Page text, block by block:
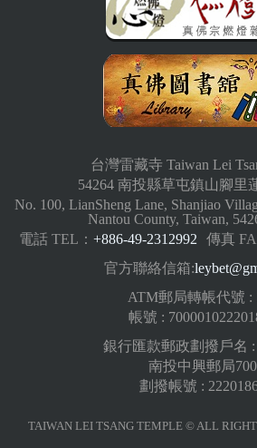
台灣雷藏寺 Taiwan Lei
54264 南投縣草屯鎮山腳里
No. 100, LianSheng Lane, Shanjiao
Nantou County, Taiwan,
電話 TEL： +886-49-2312992 傳真
官方聯絡信箱:
ATM郵局轉帳代號 :
帳號 :
銀行匯款郵政劃撥戶名
南投中興郵局700
劃撥帳號 :
TAIWAN LEI TSANG TEMPLE © ALL